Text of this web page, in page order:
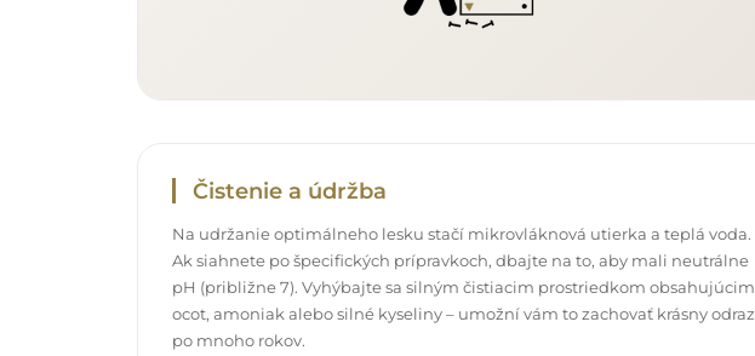
Čistenie a údržba
Na udržanie optimálneho lesku stačí mikrovláknová utierka a teplá voda.
Ak siahnete po špecifických prípravkoch, dbajte na to, aby mali neutrálne
pH (približne 7). Vyhýbajte sa silným čistiacim prostriedkom obsahujúcim
ocot, amoniak alebo silné kyseliny – umožní vám to zachovať krásny odraz
po mnoho rokov.